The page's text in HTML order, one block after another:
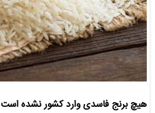
هیچ برنج فاسدی وارد کشور نشده است